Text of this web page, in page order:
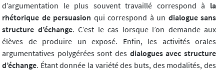
d’argumentation le plus souvent travaillé correspond à la
rhétorique de persuasion qui correspond à un dialogue sans
structure d’échange. C’est le cas lorsque l’on demande aux
élèves de produire un exposé. Enfin, les activités orales
argumentatives polygérées sont des dialogues avec structure
d’échange. Étant donnée la variété des buts, des modalités, des